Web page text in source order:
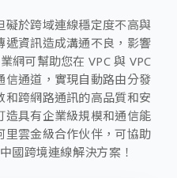
礙於跨域連線穩定度不高與
遞資訊造成溝通不良，影響
網可幫助您在 VPC 與 VPC
信通道，實現自動路由分發
和跨網路通訊的高品質和安
造具有企業級規模和通信能
里雲金級合作伙伴，可協助
國跨境連線解決方案！